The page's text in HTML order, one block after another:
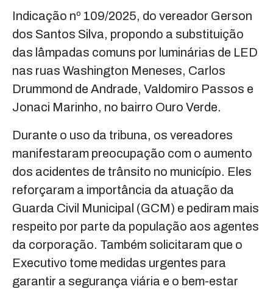
Indicação nº 109/2025, do vereador Gerson
dos Santos Silva, propondo a substituição
das lâmpadas comuns por luminárias de LED
nas ruas Washington Meneses, Carlos
Drummond de Andrade, Valdomiro Passos e
Jonaci Marinho, no bairro Ouro Verde.
Durante o uso da tribuna, os vereadores
manifestaram preocupação com o aumento
dos acidentes de trânsito no município. Eles
reforçaram a importância da atuação da
Guarda Civil Municipal (GCM) e pediram mais
respeito por parte da população aos agentes
da corporação. Também solicitaram que o
Executivo tome medidas urgentes para
garantir a segurança viária e o bem-estar